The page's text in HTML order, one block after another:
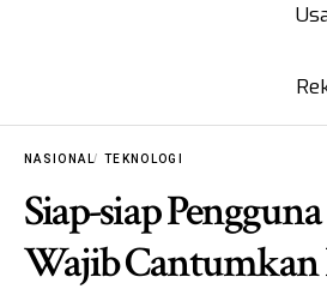
NASIONAL TEKNOLOGI
Siap-siap
Wajib